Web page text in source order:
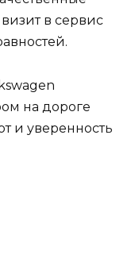
в сервис
на дороге
и уверенность